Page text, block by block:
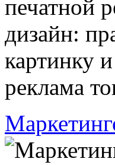
печатной
дизайн:
картинку
реклама